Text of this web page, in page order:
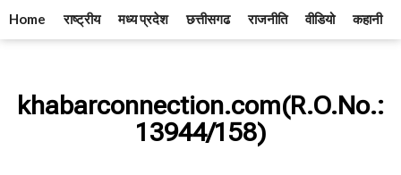
Home राष्ट्रीय मध्य प्रदेश छत्तीसगढ राजनीति वीडियो कहानी
khabarconnection.com(R.O.No.:
13944/158)